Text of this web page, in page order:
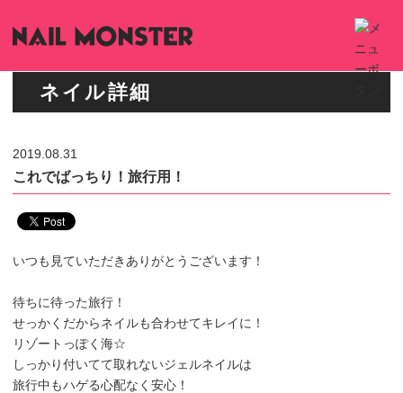
ネイル詳細
2019.08.31
これでばっちり！旅行用！
いつも見ていただきありがとうございます！
待ちに待った旅行！
せっかくだからネイルも合わせてキレイに！
リゾートっぽく海☆
しっかり付いてて取れないジェルネイルは
旅行中もハゲる心配なく安心！